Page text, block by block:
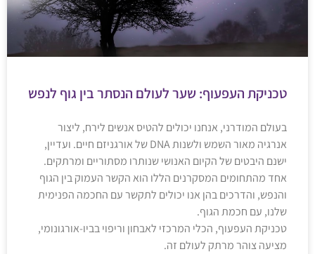
טכניקת העפעוף: שער לעולם הנסתר בין גוף לנפש
בעולם המודרני, אנחנו יכולים להטיס אנשים לירח, ליצור
אנרגיה מאור השמש ולשנות DNA של אורגניזם חיים. ועדיין,
ישנם היבטים של הקיום האנושי שנותרו מסתוריים ומרתקים.
אחד מהתחומים המסקרנים הללו הוא הקשר העמוק בין הגוף
והנפש, והדרכים בהן אנו יכולים לתקשר עם החכמה הפנימית
שלנו, עם חכמת הגוף.
טכניקת העפעוף, הכלי המרכזי לאבחון וריפוי בביו-אורגונומי,
מציעה צוהר מרתק לעולם זה.